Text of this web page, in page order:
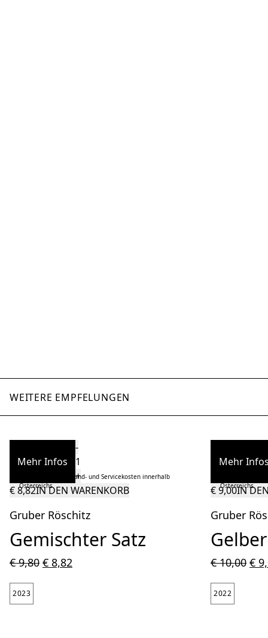
WEITERE EMPFELUNGEN
Mehr Infos
Quantity
-
+
€8,82IN DEN WARENKORB
Inkl. Abgaben, Versand- und Servicekosten innerhalb
Österreichs
Gruber Röschitz
Gemischter Satz
€9,80 € 8,82
2023
Mehr
€9,00IN
Österreichs
Gruber
€10,00 €
2022